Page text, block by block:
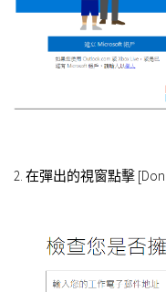
2. 在彈出的視窗點擊